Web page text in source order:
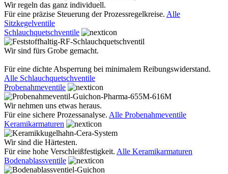
Wir regeln das ganz individuell.
Für eine präzise Steuerung der Prozessregelkreise. Alle
Sitzkegelventile
Schlauchquetschventile
Wir sind fürs Grobe gemacht.
Für eine dichte Absperrung bei minimalem Reibungswiderstand.
Alle Schlauchquetschventile
Probenahmeventile
Wir nehmen uns etwas heraus.
Für eine sichere Prozessanalyse. Alle Probenahmeventile
Keramikarmaturen
Wir sind die Härtesten.
Für eine hohe Verschleißfestigkeit. Alle Keramikarmaturen
Bodenablassventile